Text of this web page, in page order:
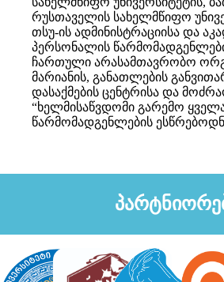
რუსთაველის სახელმწიფო
თსუ-ის ადმინისტრაციისა და
პერსონალის
ჩართული არასამთავრობო
მარიანის, განათლების
დასაქმების ცენტრისა და
“ხელმისაწვდომი გარემო
წარმომადგენლების